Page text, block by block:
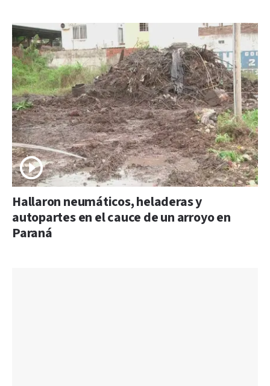
Hallaron neumáticos, heladeras y
autopartes en el cauce de un arroyo en
Paraná